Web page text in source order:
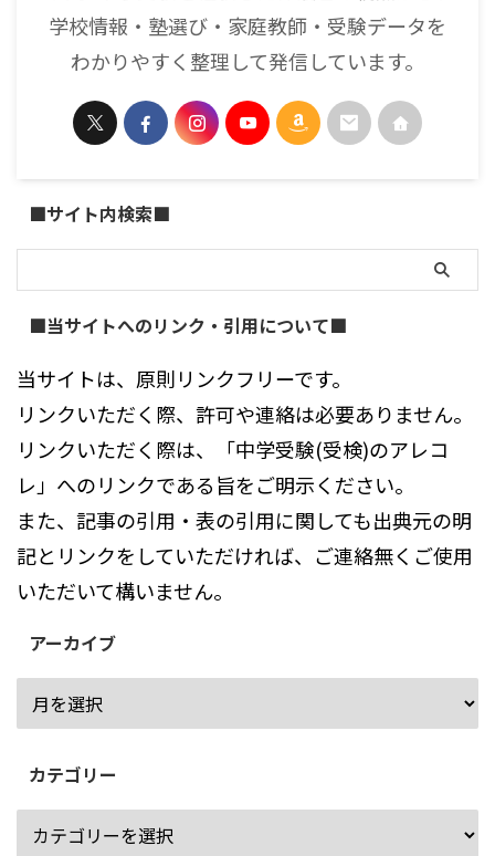
学校情報・塾選び・家庭教師・受験データを
わかりやすく整理して発信しています。
■サイト内検索■
■当サイトへのリンク・引用について■
当サイトは、原則リンクフリーです。
リンクいただく際、許可や連絡は必要ありません。
リンクいただく際は、「中学受験(受検)のアレコ
レ」へのリンクである旨をご明示ください。
また、記事の引用・表の引用に関しても出典元の明
記とリンクをしていただければ、ご連絡無くご使用
いただいて構いません。
アーカイブ
カテゴリー